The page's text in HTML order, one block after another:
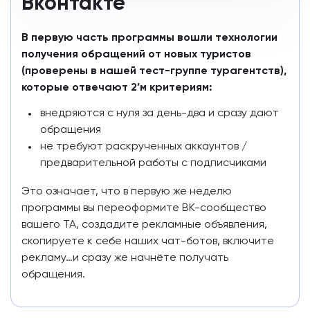
В первую часть программы вошли технологии
получения обращений от новых туристов
(проверены в нашей тест-группе турагентств),
которые отвечают 2’м критериям:
внедряются с нуля за день-два и сразу дают
обращения
не требуют раскрученных аккаунтов /
предварительной работы с подписчиками
Это означает, что в первую же неделю
программы вы переоформите ВК-сообщество
вашего ТА, создадите рекламные объявления,
скопируете к себе наших чат-ботов, включите
рекламу…и сразу же начнёте получать
обращения.